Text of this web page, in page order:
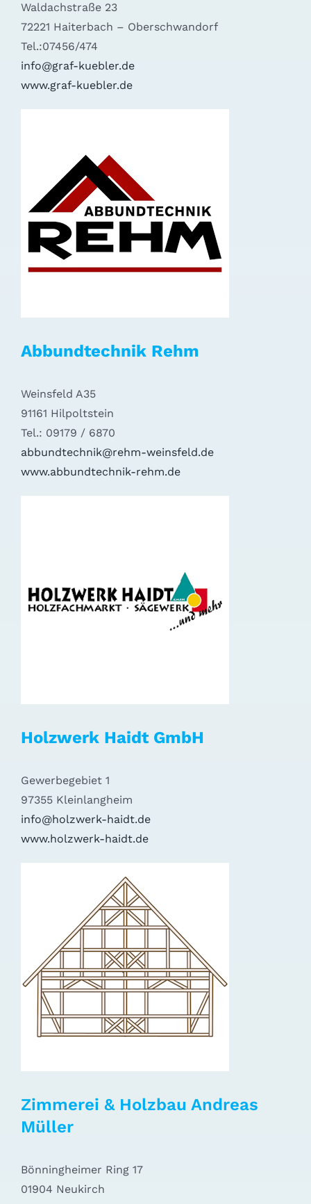
Waldachstraße 23
72221 Haiterbach – Oberschwandorf
Tel.:07456/474
info@graf-kuebler.de
www.graf-kuebler.de
Abbundtechnik Rehm
Weinsfeld A35
91161 Hilpoltstein
Tel.: 09179 / 6870
abbundtechnik@rehm-weinsfeld.de
www.abbundtechnik-rehm.de
Holzwerk Haidt GmbH
Gewerbegebiet 1
97355 Kleinlangheim
info@holzwerk-haidt.de
www.holzwerk-haidt.de
Zimmerei & Holzbau Andreas
Müller
Bönningheimer Ring 17
01904 Neukirch